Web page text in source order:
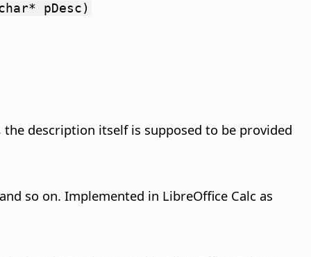
pDesc)
description itself is supposed to be provided
so on. Implemented in LibreOffice Calc as